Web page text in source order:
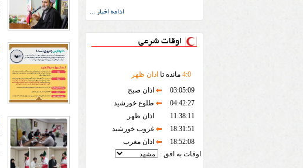
ادامه اخبار ...
اوقات شرعی
4:0 مانده تا اذان ظهر
03:05:09
اذان صبح
04:42:27
طلوع خورشید
11:38:11
اذان ظهر
18:31:51
غروب خورشید
18:52:08
اذان مغرب
اوقات به افق :